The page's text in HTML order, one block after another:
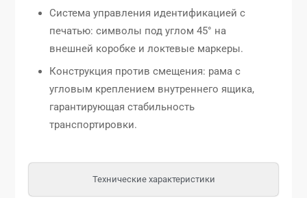
Технические характеристики
Система управления идентификацией с
печатью: символы под углом 45° на
внешней коробке и локтевые маркеры.
Конструкция против смещения: рама с
угловым креплением внутреннего ящика,
гарантирующая стабильность
транспортировки.